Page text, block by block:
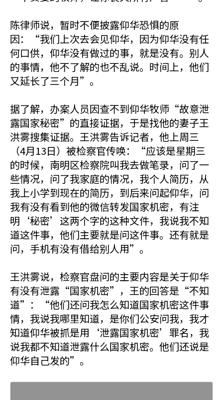
陈律师说，暂时不便披露仰华恐惧的原
因：“我们上次去会见仰华，因为仰华没有任
何口供，仰华没有做过的事，就是没有。别人
的事情，他不了解的也不乱说。时间上，他们
又延长了三个月”。
据了解，办案人员因查不到仰华牧师“故意泄
露国家秘密”的直接证据，于是找他的妻子王
洪雾搜集证据。王洪雾告诉记者，他上周三
（4月13日）被检察官传唤：“应该是星期三
的时候，南明区检察院叫我去做笔录，问了一
些情况，问了我家庭的情况，我个人简历，从
我上小学到现在的简历，到后来问起仰华，问
我有没有看到他的微信转发国家机密，有注
明‘秘密’这两个字的这种文件，我说我不知
道这件事，他们主要就是问这件事。还有就是
问，手机有没有借给别人用”。
王洪雾说，检察官盘问的主要内容是关于仰华
有没有泄露“国家机密”，王的回答是“不知
道”：“他们还问我怎么知道国家机密这件事
情，我说我哪里知道，是你们公安问我，我才
知道仰华被抓是用‘泄露国家机密’罪名，我
说我都不知道泄露什么国家机密。他们还说是
仰华自己发的”。